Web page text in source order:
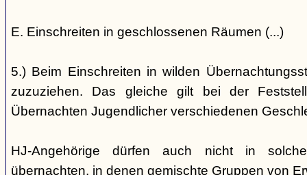
E. Einschreiten in geschlossenen Räumen (...)
5.) Beim Einschreiten in wilden
zuzuziehen. Das gleiche gilt bei der
Übernachten Jugendlicher verschiedenen
HJ-Angehörige dürfen auch nicht in
übernachten, in denen gemischte Gruppen von